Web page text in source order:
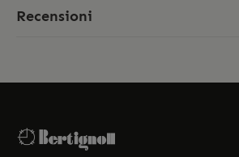
Recensioni